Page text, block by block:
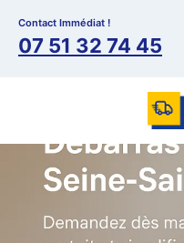
contenu
Contact Immédiat !
07 51 32 74 45